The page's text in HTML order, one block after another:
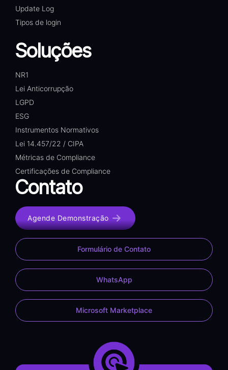
Update Log
Tipos de login
Soluções
NR1
Lei Anticorrupção
LGPD
ESG
Instrumentos Normativos
Lei 14.457/22 / CIPA
Métricas de Compliance
Certificações de Compliance
Contato
Agende Demonstração
Formulário de Contato
WhatsApp
Microsoft Marketplace